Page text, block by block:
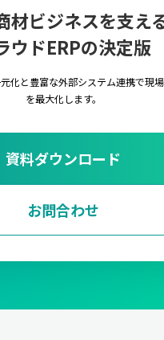
材ビジネスを支え
ウドERPの決定版
化と豊富な外部システム連携で現
を最大化します。
資料ダウンロード
お問合わせ